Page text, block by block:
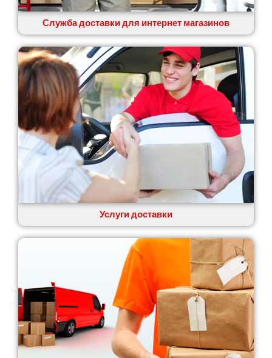
Служба доставки для интернет магазинов
Услуги доставки